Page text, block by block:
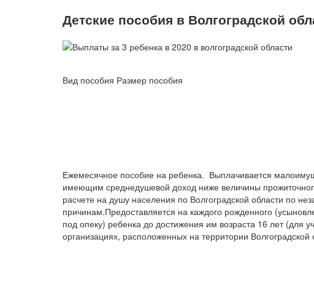
Детские пособия в Волгоградской
Вид пособия Размер пособия
Ежемесячное пособие на ребенка. Выплачивается
имеющим среднедушевой доход ниже величины
расчете на душу населения по Волгоградской области по
причинам.Предоставляется на каждого рожденного
под опеку) ребенка до достижения им возраста 16 лет (для
организациях, расположенных на территории